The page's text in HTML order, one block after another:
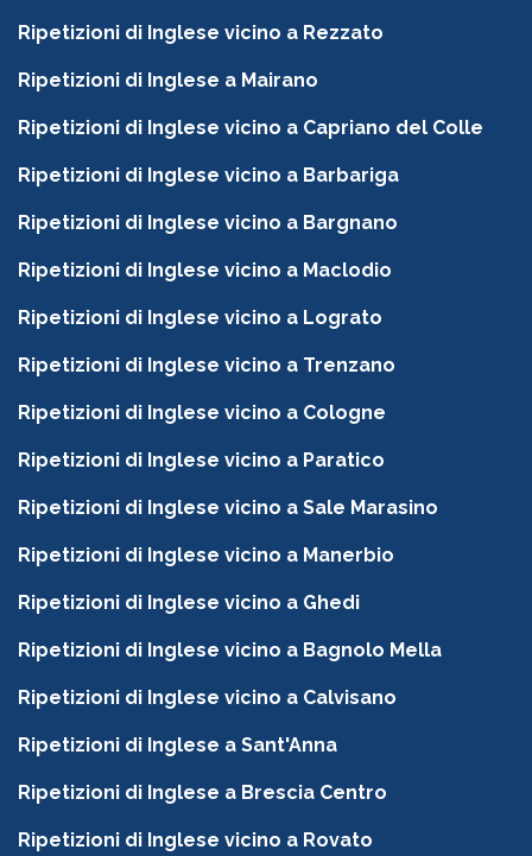
Ripetizioni di Inglese vicino a Rezzato
Ripetizioni di Inglese a Mairano
Ripetizioni di Inglese vicino a Capriano del Colle
Ripetizioni di Inglese vicino a Barbariga
Ripetizioni di Inglese vicino a Bargnano
Ripetizioni di Inglese vicino a Maclodio
Ripetizioni di Inglese vicino a Lograto
Ripetizioni di Inglese vicino a Trenzano
Ripetizioni di Inglese vicino a Cologne
Ripetizioni di Inglese vicino a Paratico
Ripetizioni di Inglese vicino a Sale Marasino
Ripetizioni di Inglese vicino a Manerbio
Ripetizioni di Inglese vicino a Ghedi
Ripetizioni di Inglese vicino a Bagnolo Mella
Ripetizioni di Inglese vicino a Calvisano
Ripetizioni di Inglese a Sant'Anna
Ripetizioni di Inglese a Brescia Centro
Ripetizioni di Inglese vicino a Rovato